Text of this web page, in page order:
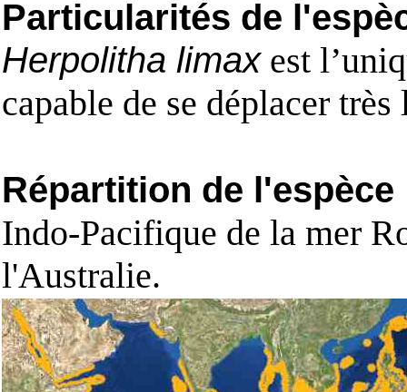
Particularités de
Herpolitha limaxest
capable de se déplacer
Répartition de l'espèce
Indo-Pacifique de la mer
l'Australie.